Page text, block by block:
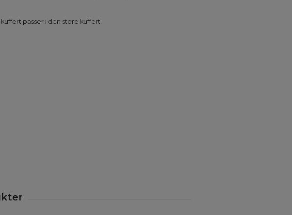
passer i den store kuffert.